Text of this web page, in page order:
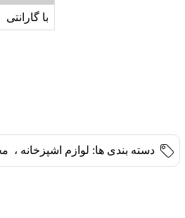
با گارانتی
دسته بندی ها: لوازم اشپزخانه ،